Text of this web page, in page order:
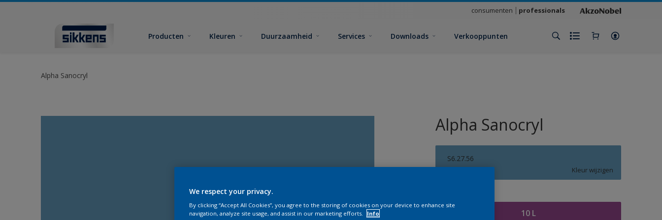
consumenten professionals
Producten Kleuren Duurzaamheid Services Downloads Verkooppunten
Alpha Sanocryl
Alpha Sanocryl
S6.27.56
Kleur wijzigen
10 L
We respect your privacy.
By clicking “Accept All Cookies”, you agree to the storing of cookies on your device to enhance site
navigation, analyze site usage, and assist in our marketing efforts.
Info